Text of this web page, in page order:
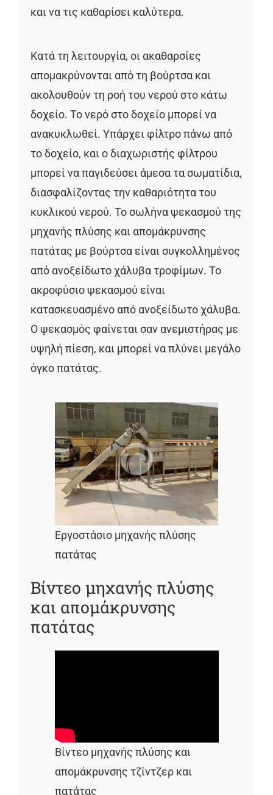
και να τις καθαρίσει καλύτερα.
Κατά τη λειτουργία, οι ακαθαρσίες
απομακρύνονται από τη βούρτσα και
ακολουθούν τη ροή του νερού στο κάτω
δοχείο. Το νερό στο δοχείο μπορεί να
ανακυκλωθεί. Υπάρχει φίλτρο πάνω από
το δοχείο, και ο διαχωριστής φίλτρου
μπορεί να παγιδεύσει άμεσα τα σωματίδια,
διασφαλίζοντας την καθαριότητα του
κυκλικού νερού. Το σωλήνα ψεκασμού της
μηχανής πλύσης και απομάκρυνσης
πατάτας με βούρτσα είναι συγκολλημένος
από ανοξείδωτο χάλυβα τροφίμων. Το
ακροφύσιο ψεκασμού είναι
κατασκευασμένο από ανοξείδωτο χάλυβα.
Ο ψεκασμός φαίνεται σαν ανεμιστήρας με
υψηλή πίεση, και μπορεί να πλύνει μεγάλο
όγκο πατάτας.
Εργοστάσιο μηχανής πλύσης
πατάτας
Βίντεο μηχανής πλύσης
και απομάκρυνσης
πατάτας
Βίντεο μηχανής πλύσης και
απομάκρυνσης τζίντζερ και
πατάτας